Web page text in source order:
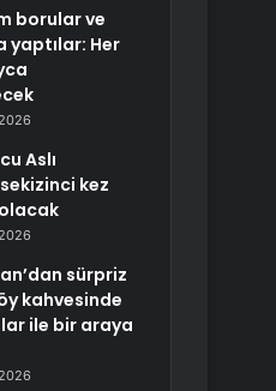
borular ve
yaptılar: Her
Aslı
kez
sürpriz
kahvesinde
ile bir araya